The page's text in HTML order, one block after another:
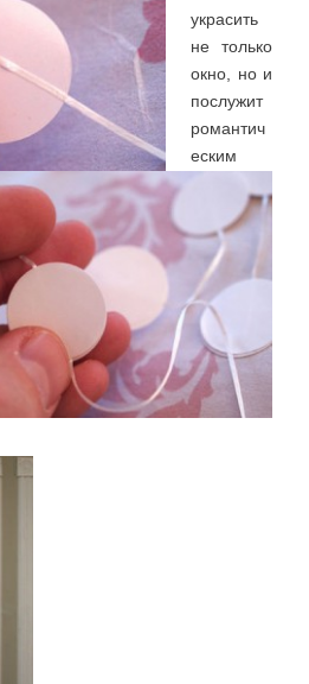
украсить
не только
окно, но и
послужит
романтич
еским